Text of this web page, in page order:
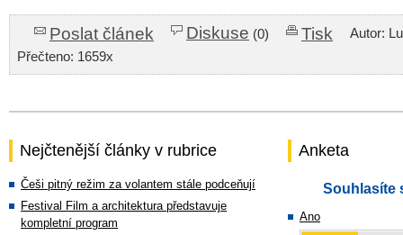
Poslat článek Diskuse (0) Tisk
Autor:
Přečteno: 1659x
Nejčtenější články v rubrice
Češi pitný režim za volantem stále podceňují
Festival Film a architektura představuje
kompletní program
Anketa
Souhlasíte
Ano